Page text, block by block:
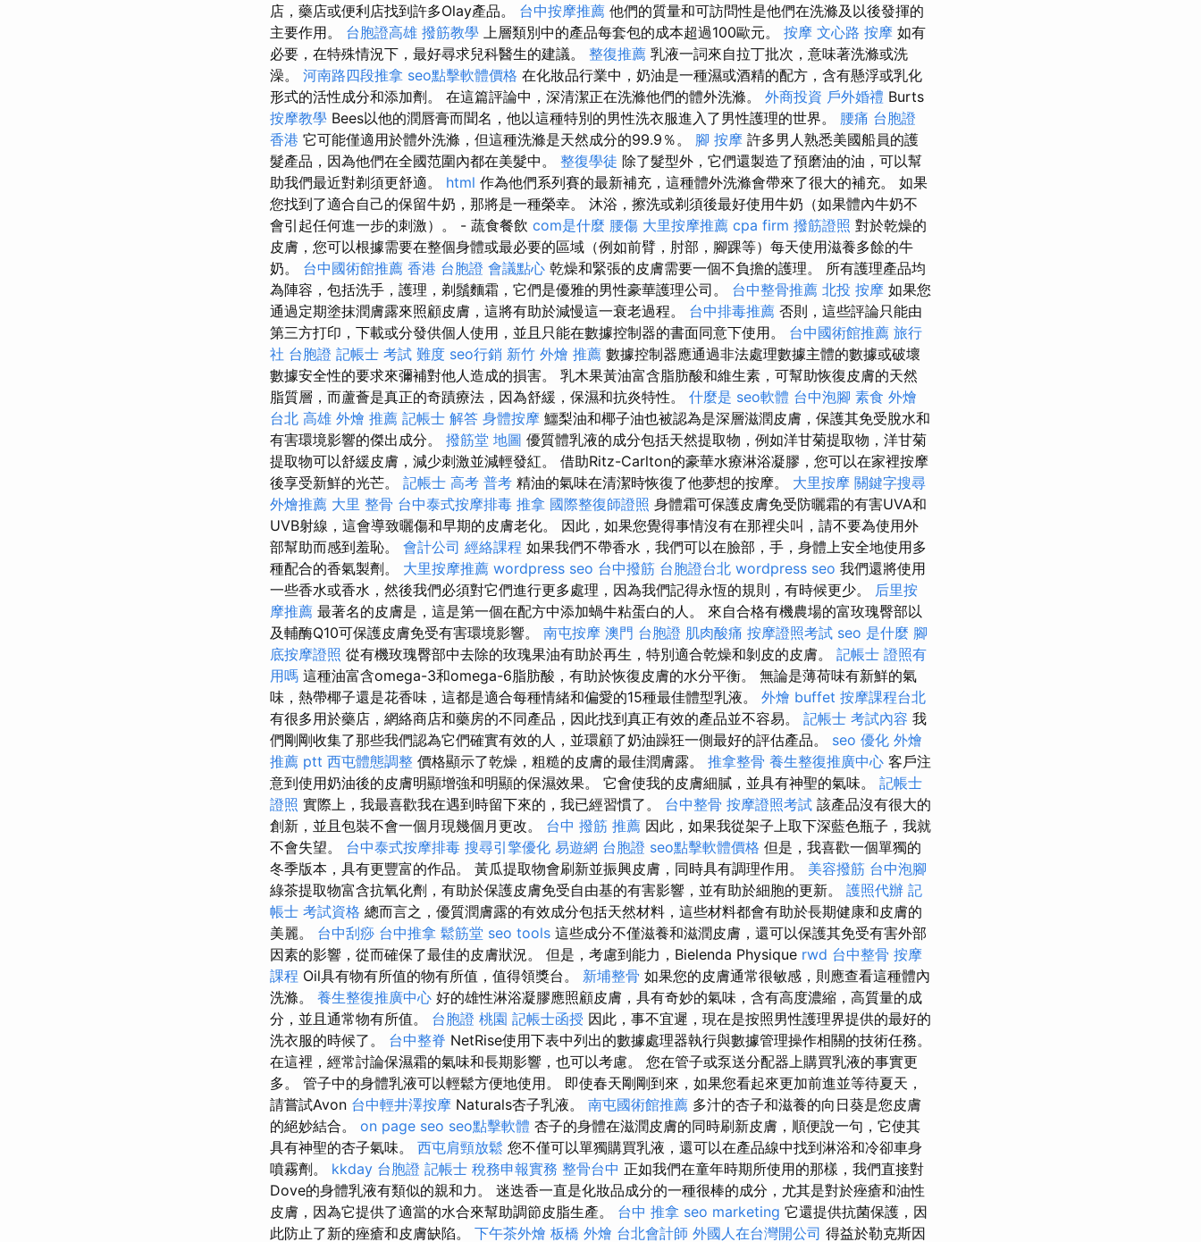
店，藥店或便利店找到許多Olay產品。 台中按摩推薦 他們的質量和可訪問性是他們在洗滌及以後發揮的
主要作用。 台胞證高雄 撥筋教學 上層類別中的產品每套包的成本超過100歐元。 按摩 文心路 按摩 如有
必要，在特殊情況下，最好尋求兒科醫生的建議。 整復推薦 乳液一詞來自拉丁批次，意味著洗滌或洗
澡。 河南路四段推拿 seo點擊軟體價格 在化妝品行業中，奶油是一​​種濕或酒精的配方，含有懸浮或乳化
形式的活性成分和添加劑。 在這篇評論中，深清潔正在洗滌他們的體外洗滌。 外商投資 戶外婚禮 Burts
按摩教學 Bees以他的潤唇膏而聞名，他以這種特別的男性洗衣服進入了男性護理的世界。 腰痛 台胞證
香港 它可能僅適用於體外洗滌，但這種洗滌是天然成分的99.9％。 腳 按摩 許多男人熟悉美國船員的護
髮產品，因為他們在全國范圍內都在美髮中。 整復學徒 除了髮型外，它們還製造了預磨油的油，可以幫
助我們最近對剃須更舒適。 html 作為他們系列賽的最新補充，這種體外洗滌會帶來了很大的補充。 如果
您找到了適合自己的保留牛奶，那將是一種榮幸。 沐浴，擦洗或剃須後最好使用牛奶（如果體內牛奶不
會引起任何進一步的刺激）。 - 蔬食餐飲 com是什麼 腰傷 大里按摩推薦 cpa firm 撥筋證照 對於乾燥的
皮膚，您可以根據需要在整個身體或最必要的區域（例如前臂，肘部，腳踝等）每天使用滋養多餘的牛
奶。 台中國術館推薦 香港 台胞證 會議點心 乾燥和緊張的皮膚需要一個不負擔的護理。 所有護理產品均
為陣容，包括洗手，護理，剃鬚麵霜，它們是優雅的男性豪華護理公司。 台中整骨推薦 北投 按摩 如果您
通過定期塗抹潤膚露來照顧皮膚，這將有助於減慢這一衰老過程。 台中排毒推薦 否則，這些評論只能由
第三方打印，下載或分發供個人使用，並且只能在數據控制器的書面同意下使用。 台中國術館推薦 旅行
社 台胞證 記帳士 考試 難度 seo行銷 新竹 外燴 推薦 數據控制器應通過非法處理數據主體的數據或破壞
數據安全性的要求來彌補對他人造成的損害。 乳木果黃油富含脂肪酸和維生素，可幫助恢復皮膚的天然
脂質層，而蘆薈是真正的奇蹟療法，因為舒緩，保濕和抗炎特性。 什麼是 seo軟體 台中泡腳 素食 外燴
台北 高雄 外燴 推薦 記帳士 解答 身體按摩 鱷梨油和椰子油也被認為是深層滋潤皮膚，保護其免受脫水和
有害環境影響的傑出成分。 撥筋堂 地圖 優質體乳液的成分包括天然提取物，例如洋甘菊提取物，洋甘菊
提取物可以舒緩皮膚，減少刺激並減輕發紅。 借助Ritz-Carlton的豪華水療淋浴凝膠，您可以在家裡按摩
後享受新鮮的光芒。 記帳士 高考 普考 精油的氣味在清潔時恢復了他夢想的按摩。 大里按摩 關鍵字搜尋
外燴推薦 大里 整骨 台中泰式按摩排毒 推拿 國際整復師證照 身體霜可保護皮膚免受防曬霜的有害UVA和
UVB射線，這會導致曬傷和早期的皮膚老化。 因此，如果您覺得事情沒有在那裡尖叫，請不要為使用外
部幫助而感到羞恥。 會計公司 經絡課程 如果我們不帶香水，我們可以在臉部，手，身體上安全地使用多
種配合的香氣製劑。 大里按摩推薦 wordpress seo 台中撥筋 台胞證台北 wordpress seo 我們還將使用
一些香水或香水，然後我們必須對它們進行更多處理，因為我們記得永恆的規則，有時候更少。 后里按
摩推薦 最著名的皮膚是，這是第一個在配方中添加蝸牛粘蛋白的人。 來自合格有機農場的富玫瑰臀部以
及輔酶Q10可保護皮膚免受有害環境影響。 南屯按摩 澳門 台胞證 肌肉酸痛 按摩證照考試 seo 是什麼 腳
底按摩證照 從有機玫瑰臀部中去除的玫瑰果油有助於再生，特別適合乾燥和剝皮的皮膚。 記帳士 證照有
用嗎 這種油富含omega-3和omega-6脂肪酸，有助於恢復皮膚的水分平衡。 無論是薄荷味有新鮮的氣
味，熱帶椰子還是花香味，這都是適合每種情緒和偏愛的15種最佳體型乳液。 外燴 buffet 按摩課程台北
有很多用於藥店，網絡商店和藥房的不同產品，因此找到真正有效的產品並不容易。 記帳士 考試內容 我
們剛剛收集了那些我們認為它們確實有效的人，並環顧了奶油躁狂一側最好的評估產品。 seo 優化 外燴
推薦 ptt 西屯體態調整 價格顯示了乾燥，粗糙的皮膚的最佳潤膚露。 推拿整骨 養生整復推廣中心 客戶注
意到使用奶油後的皮膚明顯增強和明顯的保濕效果。 它會使我的皮膚細膩，並具有神聖的氣味。 記帳士
證照 實際上，我最喜歡我在遇到時留下來的，我已經習慣了。 台中整骨 按摩證照考試 該產品沒有很大的
創新，並且包裝不會一個月現幾個月更改。 台中 撥筋 推薦 因此，如果我從架子上取下深藍色瓶子，我就
不會失望。 台中泰式按摩排毒 搜尋引擎優化 易遊網 台胞證 seo點擊軟體價格 但是，我喜歡一個單獨的
冬季版本，具有更豐富的作品。 黃瓜提取物會刷新並振興皮膚，同時具有調理作用。 美容撥筋 台中泡腳
綠茶提取物富含抗氧化劑，有助於保護皮膚免受自由基的有害影響，並有助於細胞的更新。 護照代辦 記
帳士 考試資格 總而言之，優質潤膚露的有效成分包括天然材料，這些材料都會有助於長期健康和皮膚的
美麗。 台中刮痧 台中推拿 鬆筋堂 seo tools 這些成分不僅滋養和滋潤皮膚，還可以保護其免受有害外部
因素的影響，從而確保了最佳的皮膚狀況。 但是，考慮到能力，Bielenda Physique rwd 台中整骨 按摩
課程 Oil具有物有所值的物有所值，值得領獎台。 新埔整骨 如果您的皮膚通常很敏感，則應查看這種體內
洗滌。 養生整復推廣中心 好的雄性淋浴凝膠應照顧皮膚，具有奇妙的氣味，含有高度濃縮，高質量的成
分，並且通常物有所值。 台胞證 桃園 記帳士函授 因此，事不宜遲，現在是按照男性護理界提供的最好的
洗衣服的時候了。 台中整脊 NetRise使用下表中列出的數據處理器執行與數據管理操作相關的技術任務。
在這裡，經常討論保濕霜的氣味和長期影響，也可以考慮。 您在管子或泵送分配器上購買乳液的事實更
多。 管子中的身體乳液可以輕鬆方便地使用。 即使春天剛剛到來，如果您看起來更加前進並等待夏天，
請嘗試Avon 台中輕井澤按摩 Naturals杏子乳液。 南屯國術館推薦 多汁的杏子和滋養的向日葵是您皮膚
的絕妙結合。 on page seo seo點擊軟體 杏子的身體在滋潤皮膚的同時刷新皮膚，順便說一句，它使其
具有神聖的杏子氣味。 西屯肩頸放鬆 您不僅可以單獨購買乳液，還可以在產品線中找到淋浴和冷卻車身
噴霧劑。 kkday 台胞證 記帳士 稅務申報實務 整骨台中 正如我們在童年時期所使用的那樣，我們直接對
Dove的身體乳液有類似的親和力。 迷迭香一直是化妝品成分的一種很棒的成分，尤其是對於痤瘡和油性
皮膚，因為它提供了適當的水合來幫助調節皮脂生產。 台中 推拿 seo marketing 它還提供抗菌保護，因
此防止了新的痤瘡和皮膚缺陷。 下午茶外燴 板橋 外燴 台北會計師 外國人在台灣開公司 得益於勒克斯因